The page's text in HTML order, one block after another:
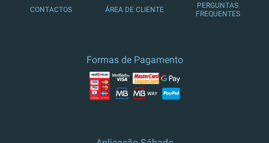
CONTACTOS ÁREA DE CLIENTE
PERGUNTAS
FREQUENTES
Formas de Pagamento